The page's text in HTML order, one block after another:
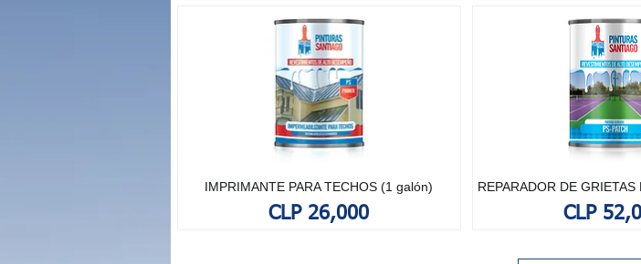
IMPRIMANTE PARA TECHOS (1 galón)
Price
CLP 26,000
REPARADOR DE
Price
CLP